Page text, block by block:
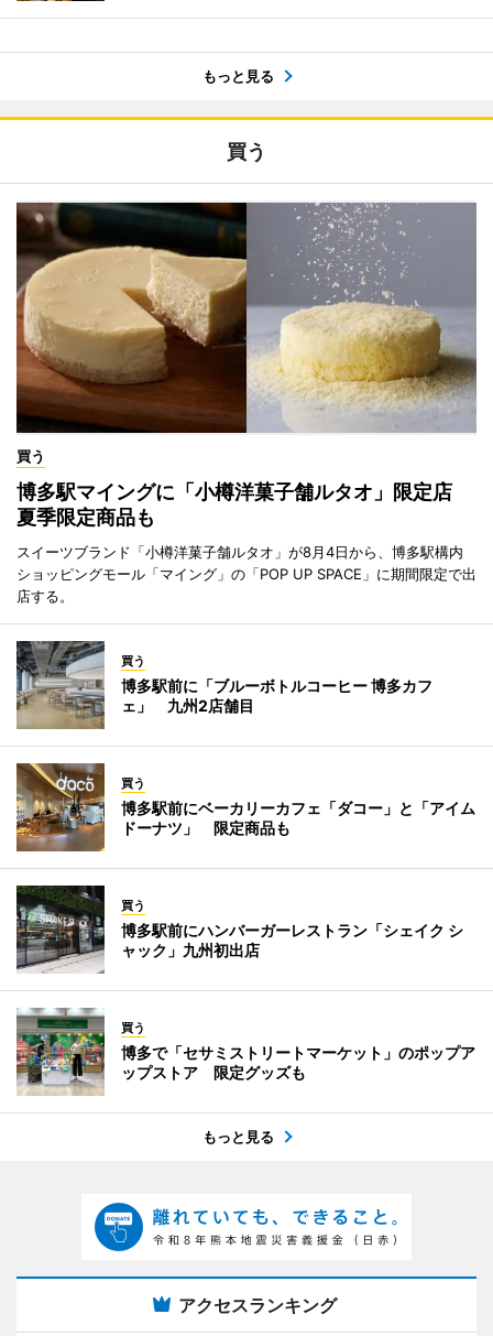
もっと見る
買う
買う
博多駅マイングに「小樽洋菓子舗ルタオ」限定店
夏季限定商品も
スイーツブランド「小樽洋菓子舗ルタオ」が8月4日から、博多駅構内
ショッピングモール「マイング」の「POP UP SPACE」に期間限定で出
店する。
買う
博多駅前に「ブルーボトルコーヒー 博多カフ
ェ」 九州2店舗目
買う
博多駅前にベーカリーカフェ「ダコー」と「アイム
ドーナツ」 限定商品も
買う
博多駅前にハンバーガーレストラン「シェイク シ
ャック」九州初出店
買う
博多で「セサミストリートマーケット」のポップア
ップストア 限定グッズも
もっと見る
アクセスランキング